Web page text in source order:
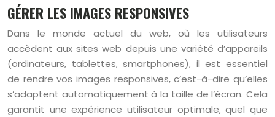
GÉRER LES IMAGES RESPONSIVES
Dans le monde actuel du web, où les utilisateurs
accèdent aux sites web depuis une variété d’appareils
(ordinateurs, tablettes, smartphones), il est essentiel
de rendre vos images responsives, c’est-à-dire qu’elles
s’adaptent automatiquement à la taille de l’écran. Cela
garantit une expérience utilisateur optimale, quel que